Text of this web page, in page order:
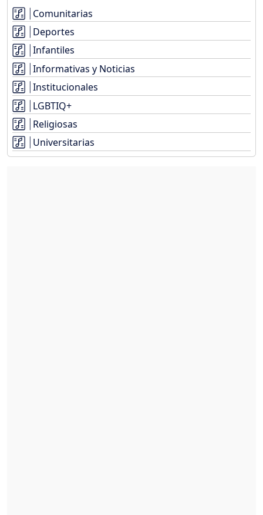
Comunitarias
Deportes
Infantiles
Informativas y Noticias
Institucionales
LGBTIQ+
Religiosas
Universitarias